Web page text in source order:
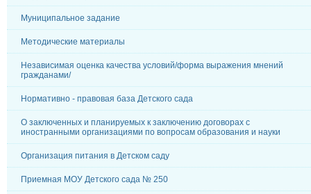
Муниципальное задание
Методические материалы
Независимая оценка качества условий/форма выражения мнений
гражданами/
Нормативно - правовая база Детского сада
О заключенных и планируемых к заключению договорах с
иностранными организациями по вопросам образования и науки
Организация питания в Детском саду
Приемная МОУ Детского сада № 250